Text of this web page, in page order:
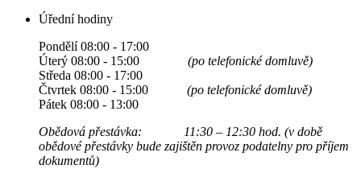
Úřední hodiny
Pondělí 08:00 - 17:00
Úterý 08:00 - 15:00 (po telefonické domluvě)
Středa 08:00 - 17:00
Čtvrtek 08:00 - 15:00 (po telefonické domluvě)
Pátek 08:00 - 13:00
Obědová přestávka: 11:30 – 12:30 hod. (v době
obědové přestávky bude zajištěn provoz podatelny pro příjem
dokumentů)